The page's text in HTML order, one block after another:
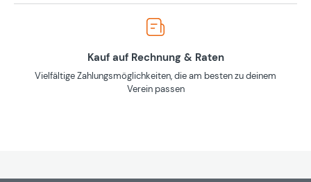
Kauf auf Rechnung & Raten
Vielfältige Zahlungsmöglichkeiten, die am besten zu deinem
Verein passen